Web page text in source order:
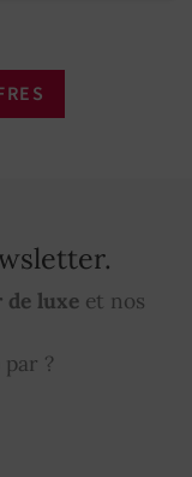
luxe et nos
par ?